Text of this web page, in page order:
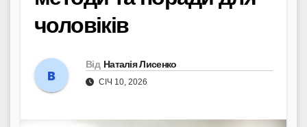
чоловіків
Від Наталія Лисенко
СІЧ 10, 2026